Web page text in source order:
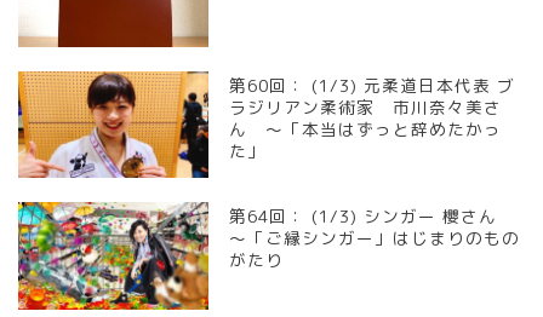
第60回： (1/3) 元柔道日本代表 ブ
ラジリアン柔術家 市川奈々美さ
ん ～「本当はずっと辞めたかっ
た」
第64回： (1/3) シンガー 櫻さん
～「ご縁シンガー」はじまりのもの
がたり